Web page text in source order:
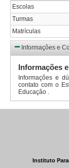
Escolas
Turmas
Matrículas
Informações e
Informações
Informações e
contato com o
Educação .
Instituto